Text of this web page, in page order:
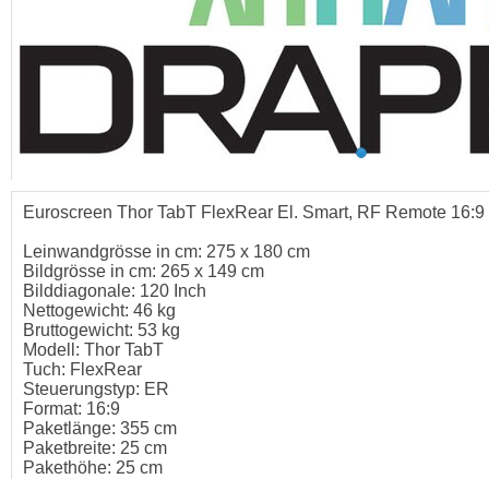
Euroscreen Thor TabT FlexRear El. Smart, RF Remote 16:9
Leinwandgrösse in cm: 275 x 180 cm
Bildgrösse in cm: 265 x 149 cm
Bilddiagonale: 120 Inch
Nettogewicht: 46 kg
Bruttogewicht: 53 kg
Modell: Thor TabT
Tuch: FlexRear
Steuerungstyp: ER
Format: 16:9
Paketlänge: 355 cm
Paketbreite: 25 cm
Pakethöhe: 25 cm